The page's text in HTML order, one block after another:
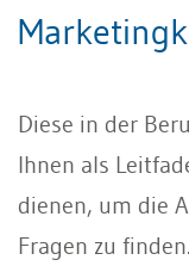
Diese in der
Ihnen als
dienen, um die
Fragen zu